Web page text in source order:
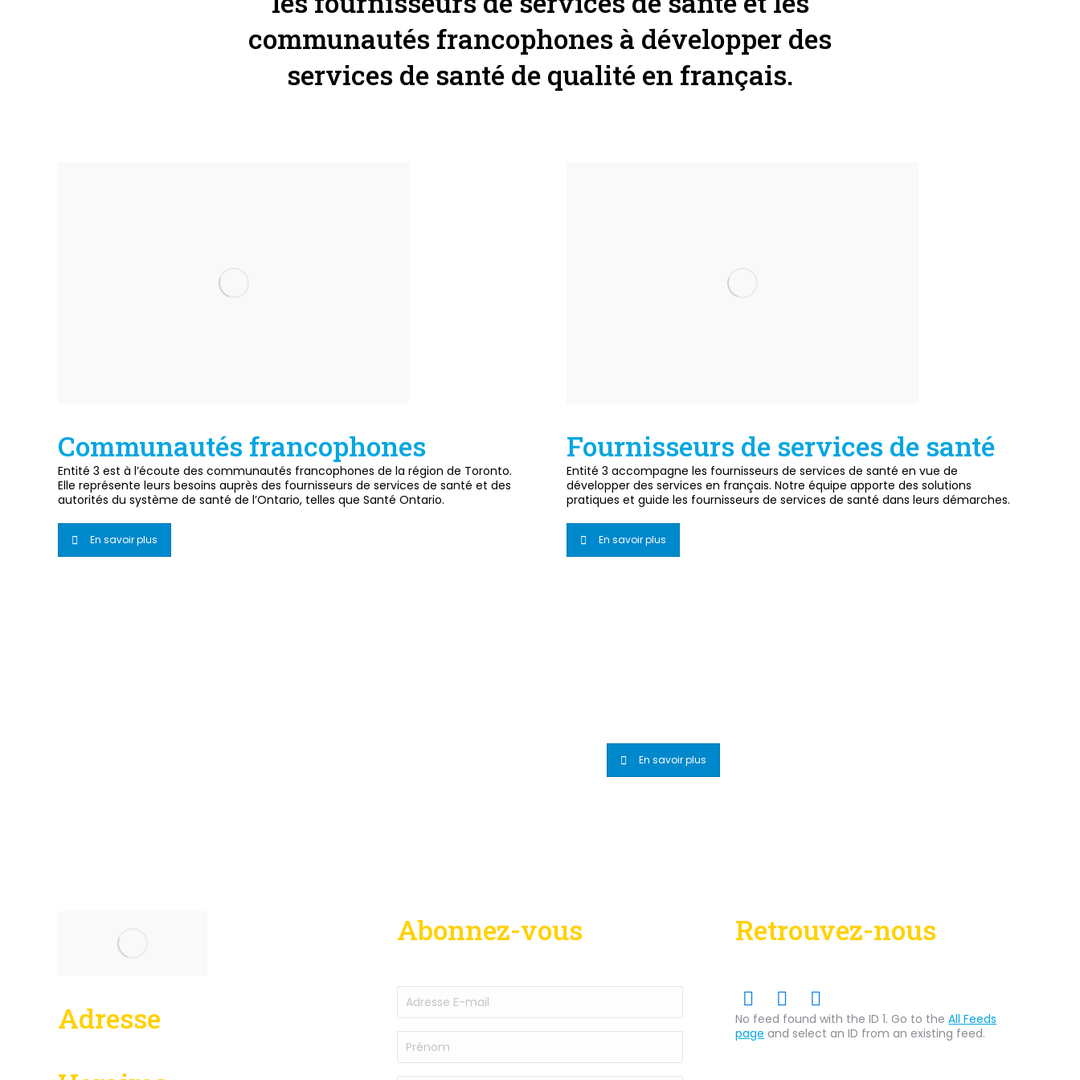
communautés francophones à développer des
services de santé de qualité en français.
Communautés francophones
Entité 3 est à l’écoute des communautés francophones de la région de Toronto.
Elle représente leurs besoins auprès des fournisseurs de services de santé et des
autorités du système de santé de l’Ontario, telles que Santé Ontario.
En savoir plus
Fournisseurs de services de santé
Entité 3 accompagne les fournisseurs de services de santé en vue de
développer des services en français. Notre équipe apporte des solutions
pratiques et guide les fournisseurs de services de santé dans leurs démarches.
En savoir plus
En savoir plus
Adresse
Abonnez-vous
Adresse
E-
mail
(Required)
Prénom
(Required)
Retrouvez-nous
Facebook
TwitterLinkedin
No feed found with the ID 1. Go to theAll Feeds
page and select an ID from an existing feed.